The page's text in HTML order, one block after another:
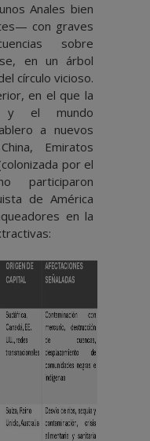
Anales bien
con graves
sobre
en un árbol
círculo vicioso.
en el que la
y el mundo
a nuevos
Emiratos
por el
participaron
de América
en la